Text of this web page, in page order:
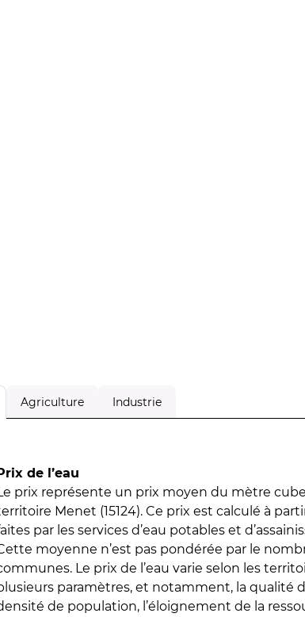
Agriculture Industrie
de l’eau
prix représente un prix moyen du mètre
Menet (15124). Ce prix est calculé à
par les services d’eau potables et
moyenne n’est pas pondérée par le
Le prix de l’eau varie selon les
paramètres, et notamment, la qualité
de population, l’éloignement de la